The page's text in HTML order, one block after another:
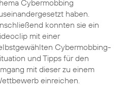
Cybermobbing
haben.
konnten sie ein
mit einer
Cybermobbing-
und Tipps für den
mit dieser zu einem
einreichen.